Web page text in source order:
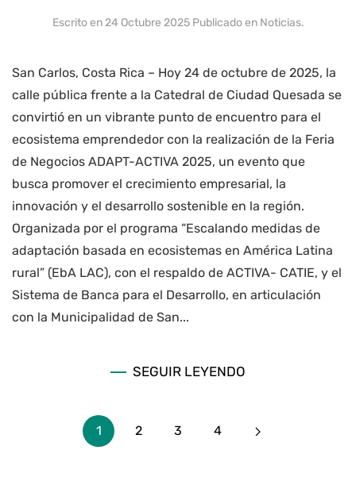
Escrito en24 Octubre 2025Publicado en Noticias.
San Carlos, Costa Rica – Hoy 24 de octubre de 2025, la
calle pública frente a la Catedral de Ciudad Quesada se
convirtió en un vibrante punto de encuentro para el
ecosistema emprendedor con la realización de la Feria
de Negocios ADAPT-ACTIVA 2025, un evento que
busca promover el crecimiento empresarial, la
innovación y el desarrollo sostenible en la región.
Organizada por el programa “Escalando medidas de
adaptación basada en ecosistemas en América Latina
rural” (EbA LAC), con el respaldo de ACTIVA- CATIE, y el
Sistema de Banca para el Desarrollo, en articulación
con la Municipalidad de San...
SEGUIR LEYENDO
1 2 3 4